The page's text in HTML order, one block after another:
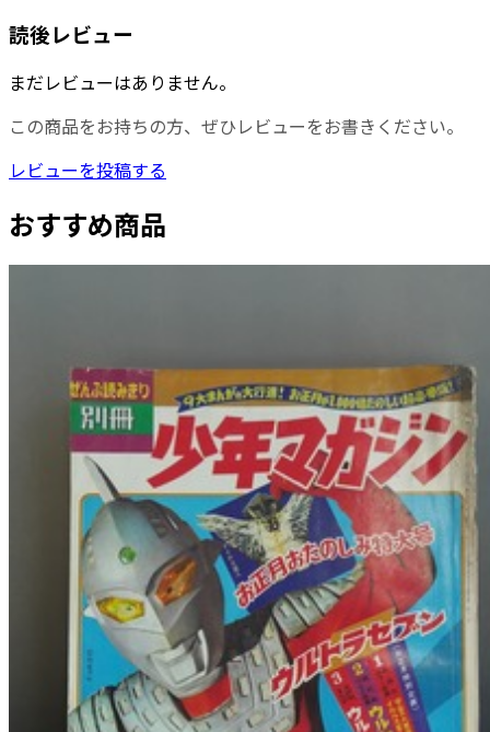
読後レビュー
まだレビューはありません。
この商品をお持ちの方、ぜひレビューをお書きください。
レビューを投稿する
おすすめ商品